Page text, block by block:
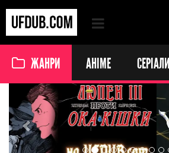
ЖАНРИ АНІМЕ СЕРІАЛИ
Previous